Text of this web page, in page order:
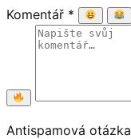
Komentář *
Antispamová otázka